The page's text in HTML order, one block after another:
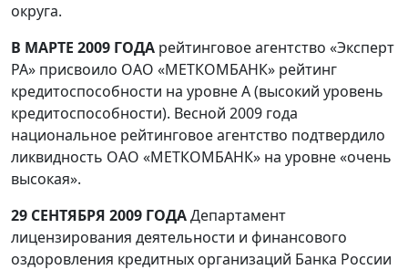
округа.
В МАРТЕ 2009 ГОДА рейтинговое агентство «Эксперт
РА» присвоило ОАО «МЕТКОМБАНК» рейтинг
кредитоспособности на уровне А (высокий уровень
кредитоспособности). Весной 2009 года
национальное рейтинговое агентство подтвердило
ликвидность ОАО «МЕТКОМБАНК» на уровне «очень
высокая».
29 СЕНТЯБРЯ 2009 ГОДАДепартамент
лицензирования деятельности и финансового
оздоровления кредитных организаций Банка России